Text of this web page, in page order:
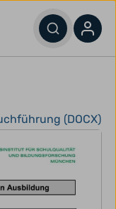
(DOCX)